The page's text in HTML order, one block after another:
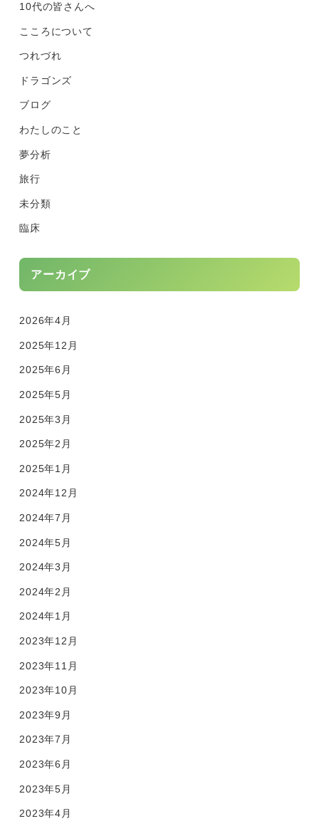
10代の皆さんへ
こころについて
つれづれ
ドラゴンズ
ブログ
わたしのこと
夢分析
旅行
未分類
臨床
アーカイブ
2026年4月
2025年12月
2025年6月
2025年5月
2025年3月
2025年2月
2025年1月
2024年12月
2024年7月
2024年5月
2024年3月
2024年2月
2024年1月
2023年12月
2023年11月
2023年10月
2023年9月
2023年7月
2023年6月
2023年5月
2023年4月